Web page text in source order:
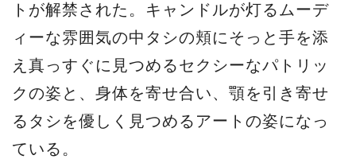
トが解禁された。キャンドルが灯るムーデ
ィーな雰囲気の中タシの頬にそっと手を添
え真っすぐに見つめるセクシーなパトリッ
クの姿と、身体を寄せ合い、顎を引き寄せ
るタシを優しく見つめるアートの姿になっ
ている。